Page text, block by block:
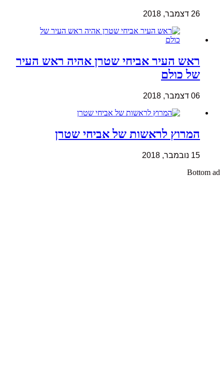
26 דצמבר, 2018
ראש העיר אביחי שטרן אהיה ראש העיר
של כולם
06 דצמבר, 2018
המרוץ לראשות של אביחי שטרן
15 נובמבר, 2018
Bottom ad